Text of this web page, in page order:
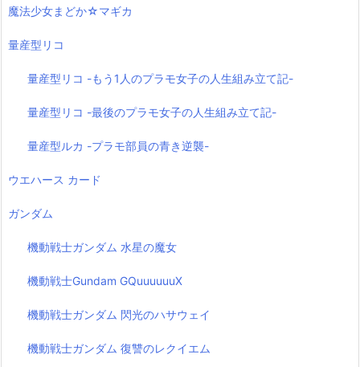
魔法少女まどか☆マギカ
量産型リコ
量産型リコ -もう1人のプラモ女子の人生組み立て記-
量産型リコ -最後のプラモ女子の人生組み立て記-
量産型ルカ -プラモ部員の青き逆襲-
ウエハース カード
ガンダム
機動戦士ガンダム 水星の魔女
機動戦士Gundam GQuuuuuuX
機動戦士ガンダム 閃光のハサウェイ
機動戦士ガンダム 復讐のレクイエム